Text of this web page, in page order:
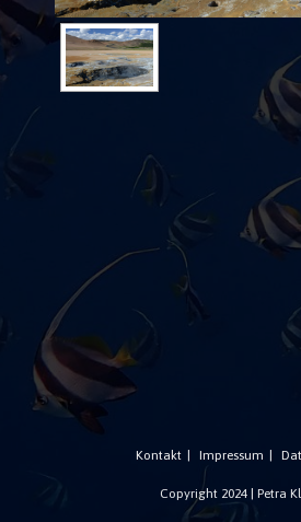
Kontakt Impressum
Copyright 2024 | Petra